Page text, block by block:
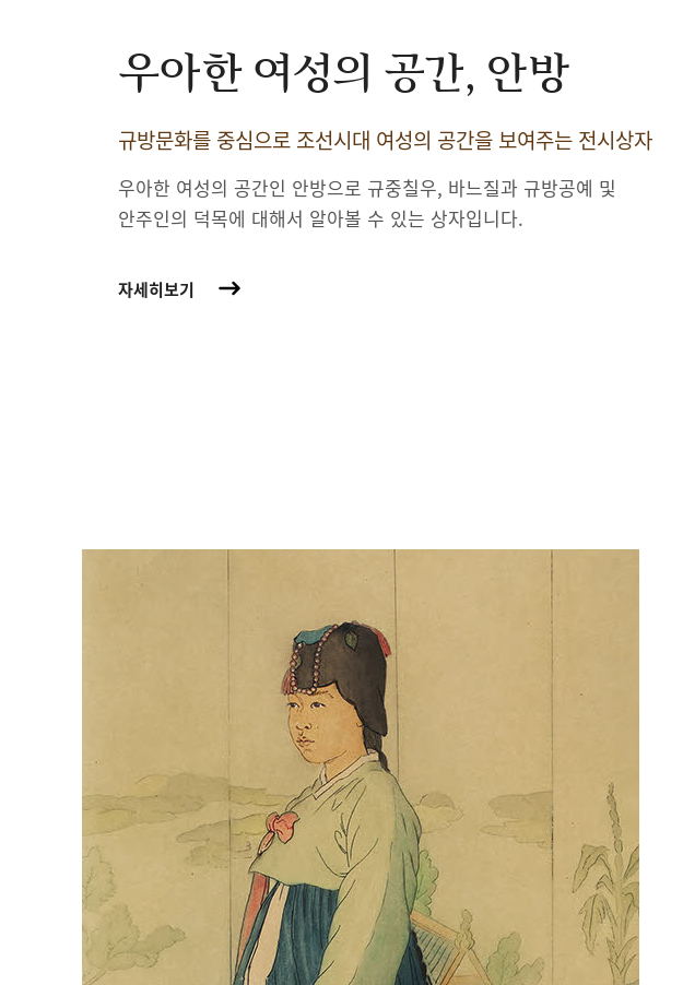
우아한 여성의 공간, 안방
규방문화를 중심으로 조선시대 여성의 공간을 보여주는 전시상자
우아한 여성의 공간인 안방으로 규중칠우, 바느질과 규방공예 및
안주인의 덕목에 대해서 알아볼 수 있는 상자입니다.
자세히보기